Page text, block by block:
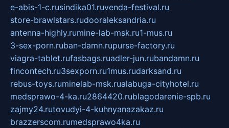
e-abis-1-c.rusindika01.ruvenda-festival.ru
store-brawlstars.rudooraleksandria.ru
antenna-highly.rumine-lab-msk.ru1-mus.ru
3-sex-porn.ruban-damn.rupurse-factory.ru
viagra-tablet.rufasbags.ruadler-jun.rubandamn.ru
fincontech.ru3sexporn.ru1mus.rudarksand.ru
rebus-toys.ruminelab-msk.rualabuga-cityhotel.ru
medsprawo-4-ka.ru2864420.rublagodarenie-spb.ru
zajmy24.rutovudyi-4-kuhnyanazakaz.ru
brazzerscom.rumedsprawo4ka.ru